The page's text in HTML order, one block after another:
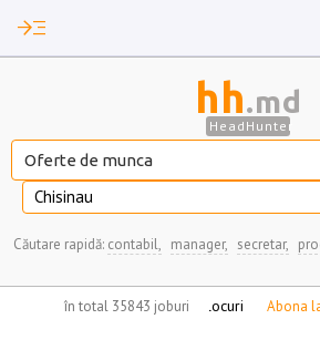
read_more
hh.md
HeadHunter
Chisinau
Căutare rapidă: contabil, manager, secretar,
în total 35843 joburi Abona
nu aveți locuri de munca